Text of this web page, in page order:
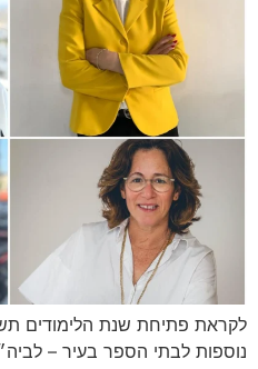
לקראת פתיחת שנת הלימודים
נוספות לבתי הספר בעיר –